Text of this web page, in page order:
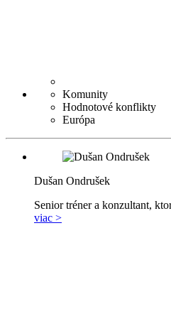
Komunity
Hodnotové konflikty
Európa
Dušan Ondrušek
Senior tréner a konzultant,
viac >